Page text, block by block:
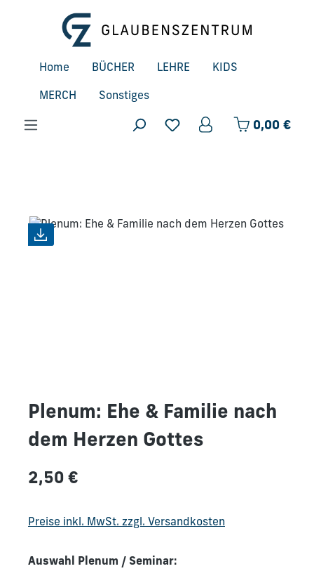
Zum Hauptinhalt springen
Home BÜCHER LEHRE KIDS
MERCH Sonstiges
0,00 €
Plenum: Ehe & Familie nach
dem Herzen Gottes
Regulärer Preis:
2,50 €
Preise inkl. MwSt. zzgl. Versandkosten
Auswahl Plenum / Seminar: